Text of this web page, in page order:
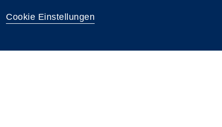
Cookie Einstellungen